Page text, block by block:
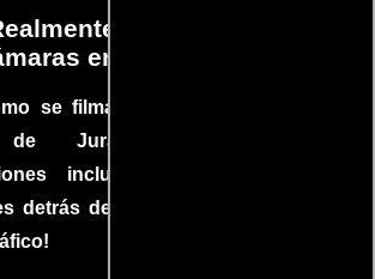
Sucedió detrás
en Jurassic Park
se filmaron algunas escenas
de Jurassic Park, con
incluidas. ¡Descubre las
detrás del rodaje de un clásico